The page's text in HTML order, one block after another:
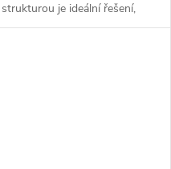
strukturou je ideální řešení,
když chceš ochránit ruce i